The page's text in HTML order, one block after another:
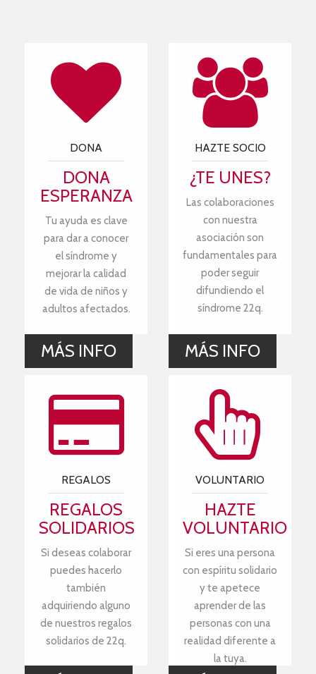
DONA
DONA
ESPERANZA
Tu ayuda es clave
para dar a conocer
el síndrome y
mejorar la calidad
de vida de niños y
adultos afectados.
MÁS INFO
HAZTE SOCIO
¿TE UNES?
Las colaboraciones
con nuestra
asociación son
fundamentales para
poder seguir
difundiendo el
síndrome 22q.
MÁS INFO
REGALOS
REGALOS
SOLIDARIOS
Si deseas colaborar
puedes hacerlo
también
adquiriendo alguno
de nuestros regalos
solidarios de 22q.
VOLUNTARIO
HAZTE
VOLUNTARIO
Si eres una persona
con espíritu solidario
y te apetece
aprender de las
personas con una
realidad diferente a
la tuya.